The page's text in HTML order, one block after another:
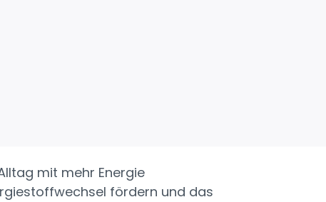
mit mehr Energie
fördern und das